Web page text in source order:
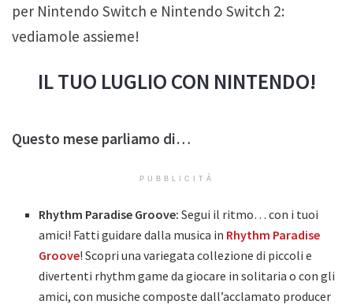
per Nintendo Switch e Nintendo Switch 2:
vediamole assieme!
IL TUO LUGLIO CON NINTENDO!
Questo mese parliamo di…
PUBBLICITÀ
Rhythm Paradise Groove:Segui il ritmo… con i tuoi
amici! Fatti guidare dalla musica in Rhythm Paradise
Groove! Scopri una variegata collezione di piccoli e
divertenti rhythm game da giocare in solitaria o con gli
amici, con musiche composte dall’acclamato producer